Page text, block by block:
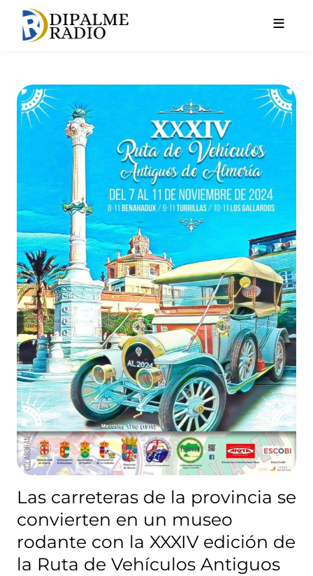
Las carreteras de la
Las carreteras de la provincia se
convierten en un museo
rodante con la XXXIV edición de
la Ruta de Vehículos Antiguos